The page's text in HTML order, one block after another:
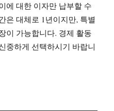
에 대한 이자만 납부할 수
은 대체로 1년이지만, 특별
이 가능합니다. 경제 활동
중하게 선택하시기 바랍니